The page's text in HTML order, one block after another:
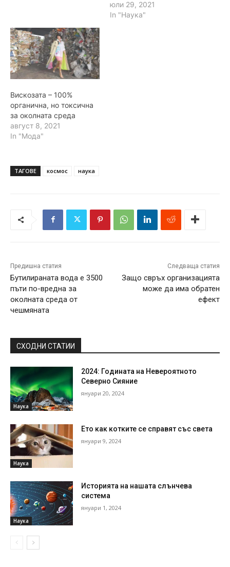
юли 29, 2021
In "Наука"
Вискозата – 100%
органична, но токсична
за околната среда
август 8, 2021
In "Мода"
ТАГОВЕ космос наука
Предишна статия
Бутилираната вода е 3500
пъти по-вредна за
околната среда от
чешмяната
Следваща статия
Защо свръх организацията
може да има обратен
ефект
СХОДНИ СТАТИИ
Наука
2024: Годината на Невероятното
Северно Сияние
януари 20, 2024
Наука
Ето как котките се справят със света
януари 9, 2024
Наука
Историята на нашата слънчева
система
януари 1, 2024